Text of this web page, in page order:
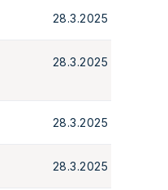
28.3.2025
28.3.2025
28.3.2025
28.3.2025